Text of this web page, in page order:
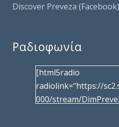
Discover Preveza (Facebook)
Ραδιοφωνία
[html5radio
radiolink="https://
000/stream/